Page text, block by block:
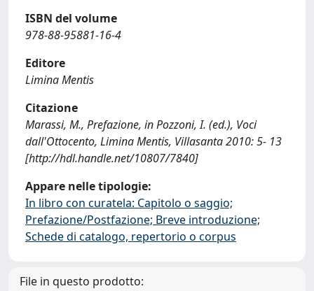
ISBN del volume
978-88-95881-16-4
Editore
Limina Mentis
Citazione
Marassi, M., Prefazione, in Pozzoni, I. (ed.), Voci
dall'Ottocento, Limina Mentis, Villasanta 2010: 5- 13
[http://hdl.handle.net/10807/7840]
Appare nelle tipologie:
In libro con curatela: Capitolo o saggio;
Prefazione/Postfazione; Breve introduzione;
Schede di catalogo, repertorio o corpus
File in questo prodotto: